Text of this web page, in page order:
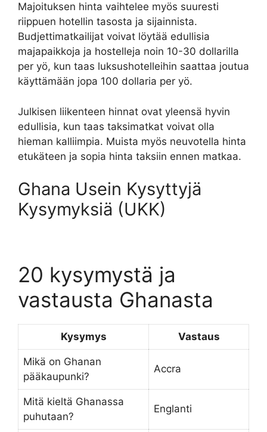
Majoituksen hinta vaihtelee myös suuresti
riippuen hotellin tasosta ja sijainnista.
Budjettimatkailijat voivat löytää edullisia
majapaikkoja ja hostelleja noin 10-30 dollarilla
per yö, kun taas luksushotelleihin saattaa joutua
käyttämään jopa 100 dollaria per yö.
Julkisen liikenteen hinnat ovat yleensä hyvin
edullisia, kun taas taksimatkat voivat olla
hieman kalliimpia. Muista myös neuvotella hinta
etukäteen ja sopia hinta taksiin ennen matkaa.
Ghana Usein Kysyttyjä
Kysymyksiä (UKK)
20 kysymystä ja
vastausta Ghanasta
Kysymys Vastaus
Mikä on Ghanan
pääkaupunki?
Accra
Mitä kieltä Ghanassa
puhutaan?
Englanti